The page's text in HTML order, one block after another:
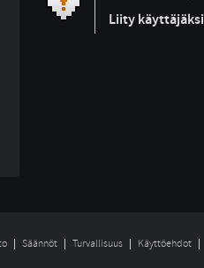
Liity
Säännöt Turvallisuus Käyttöehdot